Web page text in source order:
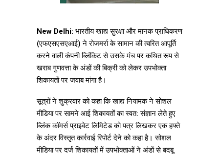
New Delhi: भारतीय खाद्य सुरक्षा और मानक प्राधिकरण
(एफएसएसएआई) ने रोजमर्रा के सामान की त्वरित आपूर्ति
करने वाली कंपनी ब्लिंकिट से उसके मंच पर कथित रूप से
खराब गुणवत्ता के अंडों की बिक्री को लेकर उपभोक्ता
शिकायतों पर जवाब मांगा है।
सूत्रों ने शुक्रवार को कहा कि खाद्य नियामक ने सोशल
मीडिया पर सामने आई शिकायतों का स्वत: संज्ञान लेते हुए
ब्लिंक कॉमर्स प्राइवेट लिमिटेड को पत्र लिखकर एक हफ्ते
के अंदर विस्तृत कार्रवाई रिपोर्ट देने को कहा है। सोशल
मीडिया पर दर्ज शिकायतों में उपभोक्ताओं ने अंडों से बदबू